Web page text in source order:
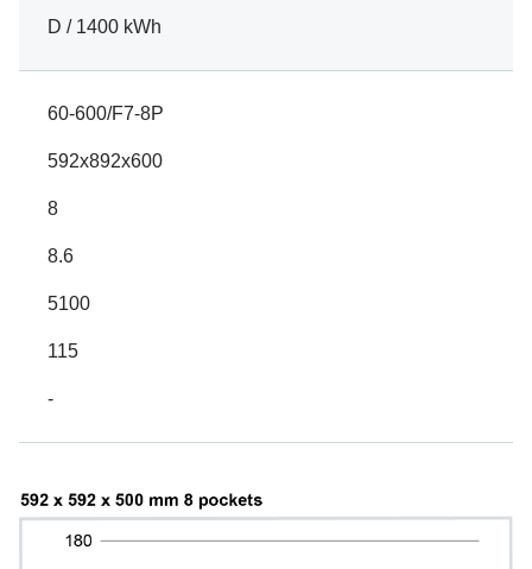
D / 1400 kWh
60-600/F7-8P
592x892x600
8
8.6
5100
115
-